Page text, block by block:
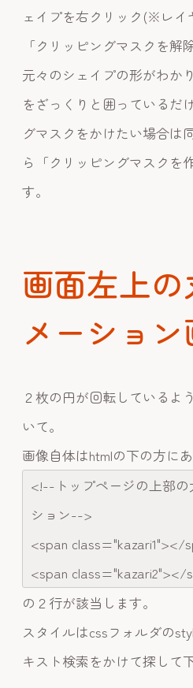
ェイプを右クリック(※レイ
「クリッピングマスクを解
元々のシェイプの形がわか
をざっくりと囲っているだ
グマスクをかけたい場合は
ら「クリッピングマスクを
す。
画面左上
メーショ
２枚の円が回転しているよ
いて。
画像自体はhtmlの下の方にあ
<!--トップページの上部の
ション-->
<span class="kazari1"></
<span class="kazari2"></
の２行が該当します。
スタイルはcssフォルダの
キスト検索をかけて探して